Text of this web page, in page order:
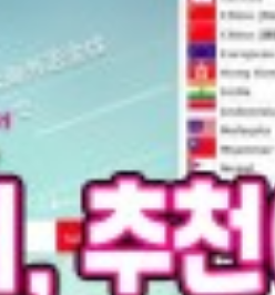
근에 트랜스퍼와이즈에서 와이즈로 이
드 스캔 요구하니 사진찍어서 첨부 후,
에 처리됩니다. 일반 송금업체와 같이 개
사람의 인증(본인확인)이 필요 없어서
락을 주고 받아서 서류 문제 있을 시, 여러
고 개인 송금시 950,000원 이상은 받는
을 거칩니다.
요가 없고 추천 친구 코드를 사용하면
기 때문에, 적은 액수든 큰 액수든 초회